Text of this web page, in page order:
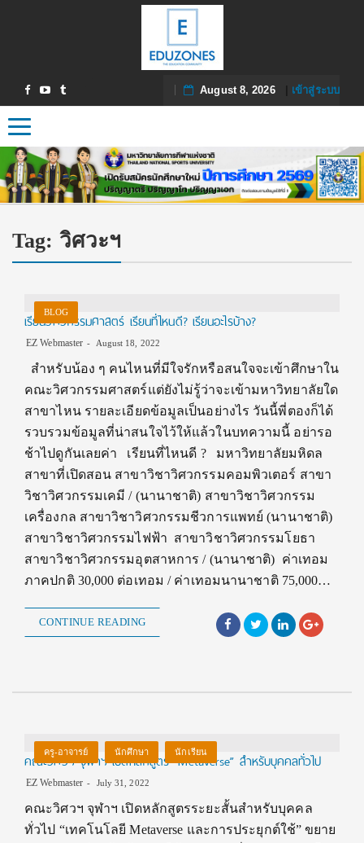
August 8, 2026| เข้าสู่ระบบ
Toggle navigation
Tag: วิศวะฯ
BLOG
เรียนวิศวกรรมศาสตร์ เรียนที่ไหนดี? เรียนอะไรบ้าง?
EZ Webmaster August 18, 2022
สำหรับน้อง ๆ คนไหนที่มีใจรักหรือสนใจจะเข้าศึกษาใน
คณะวิศวกรรมศาสตร์แต่ยังไม่รู้ว่าจะเข้ามหาวิทยาลัยใด
สาขาไหน รายละเอียดข้อมูลเป็นอย่างไร วันนี้พี่ตองก็ได้
รวบรวมข้อมูลที่น่าสนใจไว้ให้แล้วในบทความนี้ อย่ารอ
ช้าไปดูกันเลยค่า เรียนที่ไหนดี ? มหาวิทยาลัยมหิดล
สาขาที่เปิดสอน สาขาวิชาวิศวกรรมคอมพิวเตอร์ สาขา
วิชาวิศวกรรมเคมี / (นานาชาติ) สาขาวิชาวิศวกรรม
เครื่องกล สาขาวิชาวิศวกรรมชีวการแพทย์ (นานาชาติ)
สาขาวิชาวิศวกรรมไฟฟ้า สาขาวิชาวิศวกรรมโยธา
สาขาวิชาวิศวกรรมอุตสาหการ / (นานาชาติ) ค่าเทอม
ภาคปกติ 30,000 ต่อเทอม / ค่าเทอมนานาชาติ 75,000…
CONTINUE READING
ครู-อาจารย์ นักศึกษา นักเรียน
คณะวิศวฯ จุฬาฯ เปิดหลักสูตร “Metaverse” สำหรับบุคคลทั่วไป
EZ Webmaster July 31, 2022
คณะวิศวฯ จุฬาฯ เปิดหลักสูตรระยะสั้นสำหรับบุคคล
ทั่วไป “เทคโนโลยี Metaverse และการประยุกต์ใช้” ขยาย